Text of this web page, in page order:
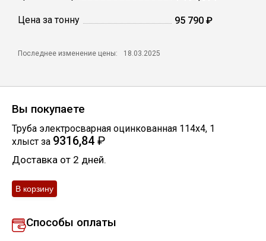
Цена за тонну 95 790 ₽
Последнее изменение цены: 18.03.2025
Вы покупаете
Труба электросварная оцинкованная 114х4, 1
хлыст за 9316,84 ₽
Доставка от 2 дней.
Способы оплаты